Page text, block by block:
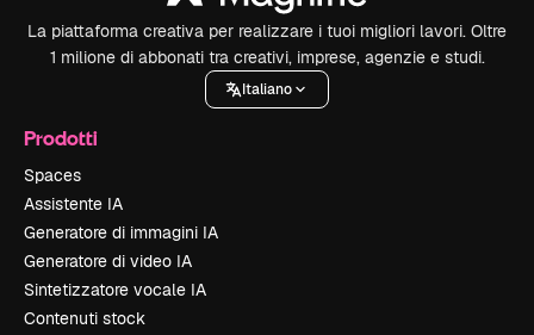
La piattaforma creativa per realizzare i tuoi migliori lavori. Oltre
1 milione di abbonati tra creativi, imprese, agenzie e studi.
Italiano
Prodotti
Spaces
Assistente IA
Generatore di immagini IA
Generatore di video IA
Sintetizzatore vocale IA
Contenuti stock